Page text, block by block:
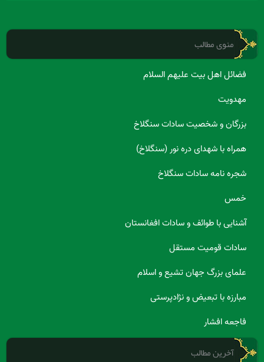
منوی مطالب
فضائل اهل بیت علیهم السلام
مهدویت
بزرگان و شخصیت سادات سنگلاخ
همراه با شهدای دره نور (سنگلاخ)
شجره نامه سادات سنگلاخ
خمس
آشنایی با طوائف و سادات افغانستان
سادات قومیت مستقل
علمای بزرگ جهان تشیع و اسلام
مبارزه با تبعیض و نژادپرستی
فاجعه افشار
آخرین مطالب